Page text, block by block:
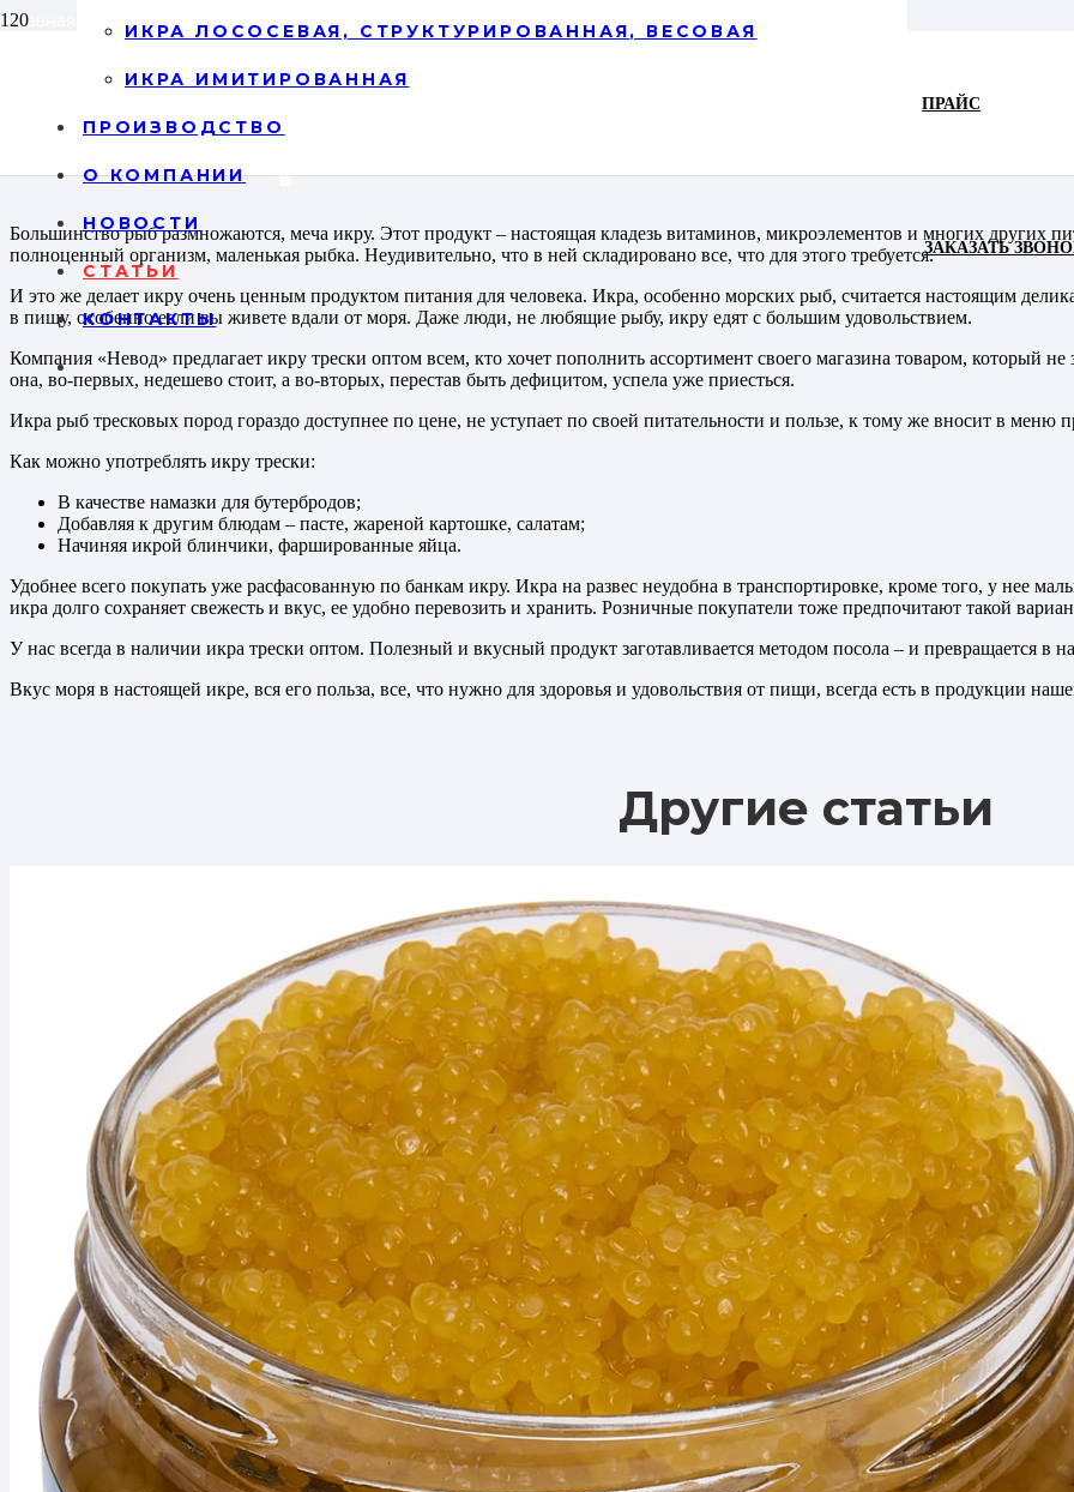
ИКРА ЛОСОСЕВАЯ, СТРУКТУРИРОВАННАЯ, ВЕСОВАЯ
ИКРА ИМИТИРОВАННАЯ
ПРОИЗВОДСТВО
О КОМПАНИИ
НОВОСТИ
СТАТЬИ
КОНТАКТЫ
ПРАЙС
ЗАКАЗАТЬ
Главная Статьи/Икра трески оптом
Икра трески оптом
Большинство рыб размножаются, меча икру. Этот продукт – настоящая кладезь витаминов, микроэлементов и многих других
полноценный организм, маленькая рыбка. Неудивительно, что в ней складировано все, что для этого требуется.
И это же делает икру очень ценным продуктом питания для человека. Икра, особенно морских рыб, считается настоящим
в пищу, особенно если вы живете вдали от моря. Даже люди, не любящие рыбу, икру едят с большим удовольствием.
Компания «Невод» предлагает икру трески оптом всем, кто хочет пополнить ассортимент своего магазина товаром, который
она, во-первых, недешево стоит, а во-вторых, перестав быть дефицитом, успела уже приесться.
Икра рыб тресковых пород гораздо доступнее по цене, не уступает по своей питательности и пользе, к тому же вносит в меню
Как можно употреблять икру трески:
В качестве намазки для бутербродов;
Добавляя к другим блюдам – пасте, жареной картошке, салатам;
Начиняя икрой блинчики, фаршированные яйца.
Удобнее всего покупать уже расфасованную по банкам икру. Икра на развес неудобна в транспортировке, кроме того, у нее
икра долго сохраняет свежесть и вкус, ее удобно перевозить и хранить. Розничные покупатели тоже предпочитают такой
У нас всегда в наличии икра трески оптом. Полезный и вкусный продукт заготавливается методом посола – и превращается в
Вкус моря в настоящей икре, вся его польза, все, что нужно для здоровья и удовольствия от пищи, всегда есть в продукции
Другие статьи
ПРОДУКЦИЯ
ПРОИЗВОДСТВО
О КОМПАНИИ
НОВОСТИ
СТАТЬИ
КОНТАКТЫ
ПРАЙС-ЛИСТ
ЗАКАЗАТЬ ЗВОНОК
2019-2025 © ООО Невод
Политика конфиденциальности
Карта сайта
Этот веб-сайт использует файлы cookie. Они помогают улучшить ваше взаимодействие с сайтом.
Политика
Согласиться